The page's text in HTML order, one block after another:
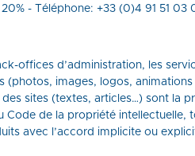
- Téléphone: +33 (0)4 91 51 03
offices d’administration, les
(photos, images, logos,
sites (textes, articles…) sont la
de la propriété
avec l’accord implicite ou